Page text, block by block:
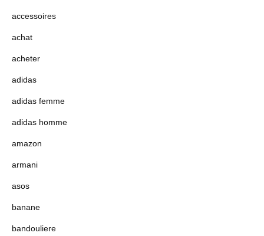
accessoires
achat
acheter
adidas
adidas femme
adidas homme
amazon
armani
asos
banane
bandouliere